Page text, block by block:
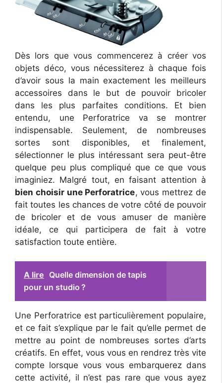
Dès lors que vous commencerez à créer vos
objets déco, vous nécessiterez à chaque fois
d’avoir sous la main exactement les meilleurs
accessoires dans le but de pouvoir bricoler
dans les plus parfaites conditions. Et bien
entendu, une Perforatrice va se montrer
indispensable. Seulement, de nombreuses
sortes sont disponibles, et finalement,
sélectionner le plus intéressant sera peut-être
quelque peu plus compliqué que ce que vous
imaginiez. Malgré tout, en faisant attention à
bien choisir une Perforatrice, vous mettrez de
fait toutes les chances de votre côté de pouvoir
de bricoler et de vous amuser de manière
idéale, ce qui participera de fait à votre
satisfaction toute entière.
A lire Quelle dimension de tapis
pour un studio ?
Une Perforatrice est particulièrement populaire,
et ce fait s’explique par le fait qu’elle permet de
mettre au point de nombreuses sortes d’arts
créatifs. En effet, vous vous en rendrez très vite
compte lorsque vous vous embarquerez dans
cette activité, il n’est pas rare que vous ayez